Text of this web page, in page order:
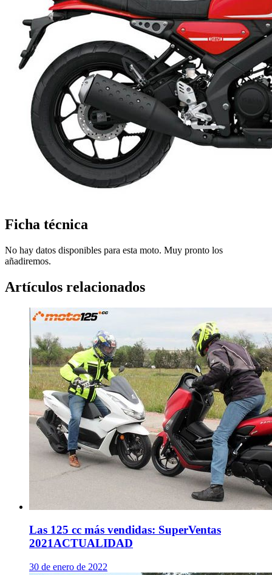
Ficha técnica
No hay datos disponibles para esta moto. Muy pronto los
añadiremos.
Artículos relacionados
Las 125 cc más vendidas: SuperVentas
2021ACTUALIDAD
30 de enero de 2022